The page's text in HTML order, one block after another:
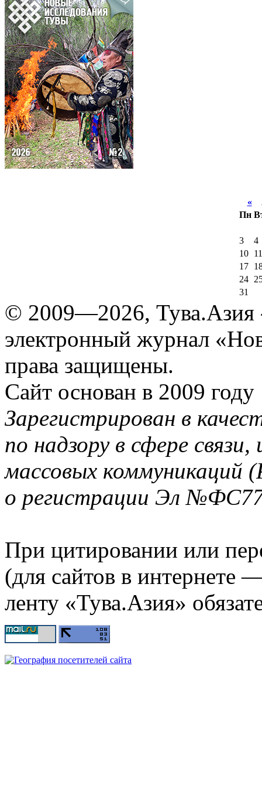
«
Пн
3
4
10
11
17
24
31
© 2009—2026, Тува.Азия
электронный журнал
права защищены.
Сайт основан в 2009 году
Зарегистрирован в
по надзору в сфере
массовых коммуникаций
о регистрации Эл
При цитировании или
(для сайтов в интернете
ленту «Тува.Азия»